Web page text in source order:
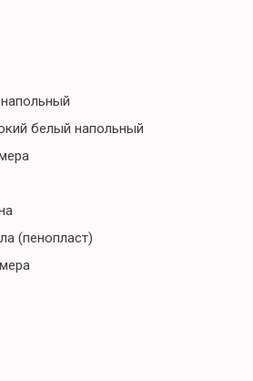
белый напольный
(пенопласт)